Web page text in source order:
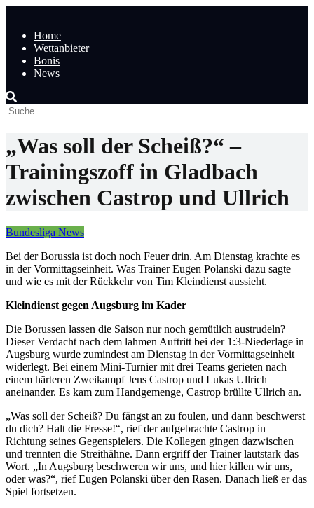
Home
Wettanbieter
Bonis
News
„Was soll der Scheiß?“ –
Trainingszoff in Gladbach
zwischen Castrop und Ullrich
Bundesliga News
Bei der Borussia ist doch noch Feuer drin. Am Dienstag krachte es
in der Vormittagseinheit. Was Trainer Eugen Polanski dazu sagte –
und wie es mit der Rückkehr von Tim Kleindienst aussieht.
Kleindienst gegen Augsburg im Kader
Die Borussen lassen die Saison nur noch gemütlich austrudeln?
Dieser Verdacht nach dem lahmen Auftritt bei der 1:3-Niederlage in
Augsburg wurde zumindest am Dienstag in der Vormittagseinheit
widerlegt. Bei einem Mini-Turnier mit drei Teams gerieten nach
einem härteren Zweikampf Jens Castrop und Lukas Ullrich
aneinander. Es kam zum Handgemenge, Castrop brüllte Ullrich an.
„Was soll der Scheiß? Du fängst an zu foulen, und dann beschwerst
du dich? Halt die Fresse!“, rief der aufgebrachte Castrop in
Richtung seines Gegenspielers. Die Kollegen gingen dazwischen
und trennten die Streithähne. Dann ergriff der Trainer lautstark das
Wort. „In Augsburg beschweren wir uns, und hier killen wir uns,
oder was?“, rief Eugen Polanski über den Rasen. Danach ließ er das
Spiel fortsetzen.